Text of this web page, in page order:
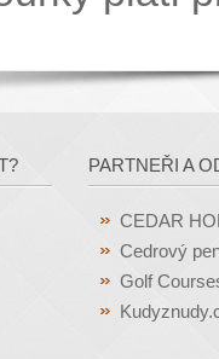
PARTNEŘI A
CEDAR
Cedrový
Golf